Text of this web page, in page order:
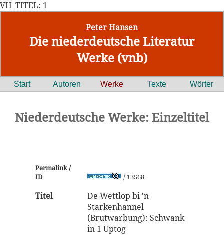
VH_TITEL: 1
Peter Hansen
Die niederdeutsche Literatur
Werke (vnb)
Start Autoren Werke Texte Wörter
Niederdeutsche Werke: Einzeltitel
Permalink /
ID
/ 13568
Titel
De Wettlop bi 'n
Starkenhannel
(Brutwarbung): Schwank
in 1 Uptog